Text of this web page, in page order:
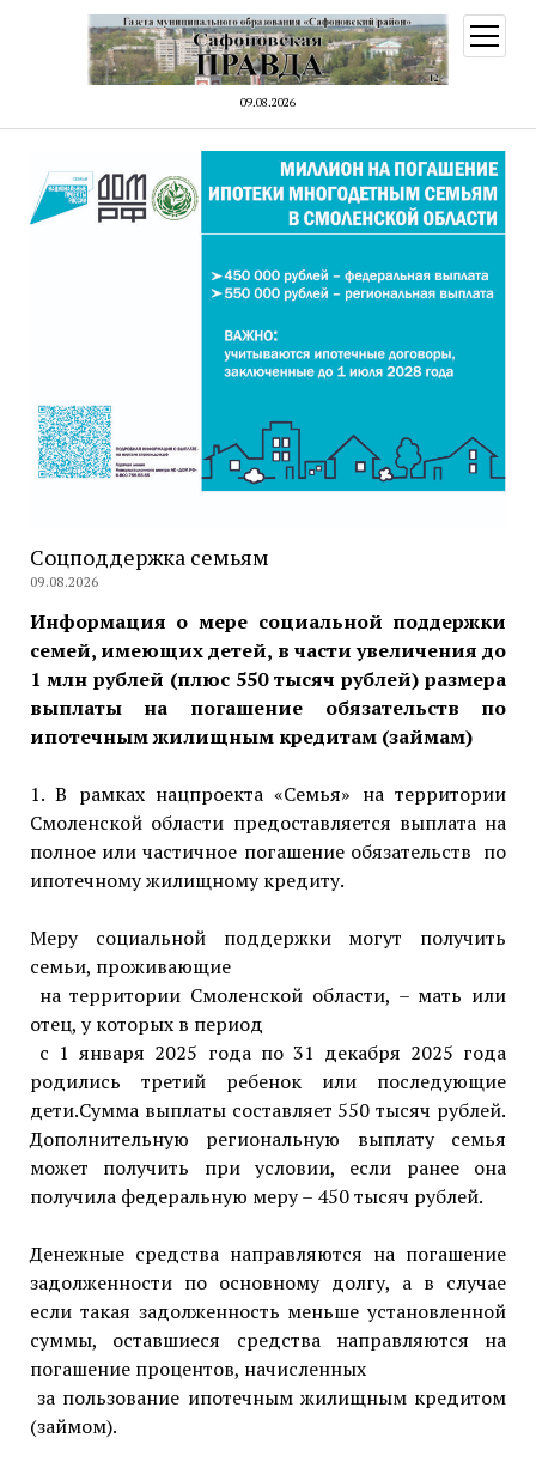
09.08.2026
меню
Соцподдержка семьям
09.08.2026
Информация о мере социальной поддержки
семей, имеющих детей, в части увеличения до
1 млн рублей (плюс 550 тысяч рублей) размера
выплаты на погашение обязательств по
ипотечным жилищным кредитам (займам)
1. В рамках нацпроекта «Семья» на территории
Смоленской области предоставляется выплата на
полное или частичное погашение обязательств по
ипотечному жилищному кредиту.
Меру социальной поддержки могут получить
семьи, проживающие
на территории Смоленской области, – мать или
отец, у которых в период
с 1 января 2025 года по 31 декабря 2025 года
родились третий ребенок или последующие
дети.Сумма выплаты составляет 550 тысяч рублей.
Дополнительную региональную выплату семья
может получить при условии, если ранее она
получила федеральную меру – 450 тысяч рублей.
Денежные средства направляются на погашение
задолженности по основному долгу, а в случае
если такая задолженность меньше установленной
суммы, оставшиеся средства направляются на
погашение процентов, начисленных
за пользование ипотечным жилищным кредитом
(займом).